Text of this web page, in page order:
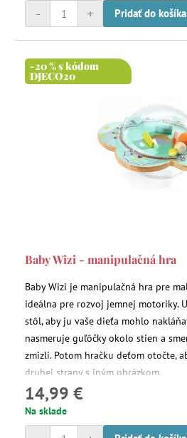
+
- Pridať do košíka
-20 % s kódom
DJECO20
Baby Wizi - manipulačná hra
Baby Wizi je manipulačná hra pre
ideálna pre rozvoj jemnej motoriky.
stôl, aby ju vaše dieťa mohlo
nasmeruje guľôčky okolo stien a
zmizli. Potom hračku deťom otočte,
druhej strany s iným obrázkom.
14,99 €
Na sklade